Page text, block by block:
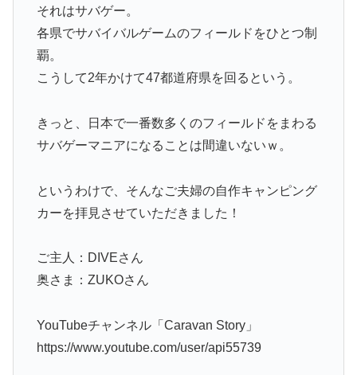
それはサバゲー。
各県でサバイバルゲームのフィールドをひとつ制
覇。
こうして2年かけて47都道府県を回るという。
きっと、日本で一番数多くのフィールドをまわる
サバゲーマニアになることは間違いないｗ。
というわけで、そんなご夫婦の自作キャンピング
カーを拝見させていただきました！
ご主人：DIVEさん
奥さま：ZUKOさん
YouTubeチャンネル「Caravan Story」
https://www.youtube.com/user/api55739